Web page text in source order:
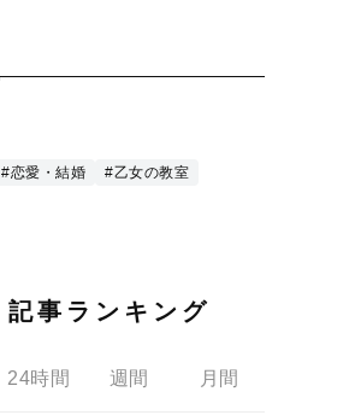
#恋愛・結婚 #乙女の教室
記事ランキング
24時間 週間 月間